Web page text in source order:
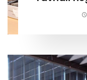
za lastni